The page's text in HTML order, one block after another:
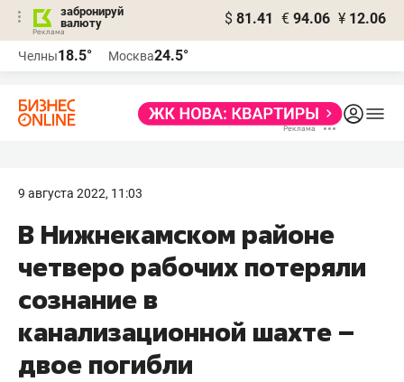
забронируй
валюту
$ 81.41 € 94.06 ¥ 12.06
Челны18.5° Москва24.5°
9 августа 2022, 11:03
В Нижнекамском районе
четверо рабочих потеряли
сознание в
канализационной шахте –
двое погибли